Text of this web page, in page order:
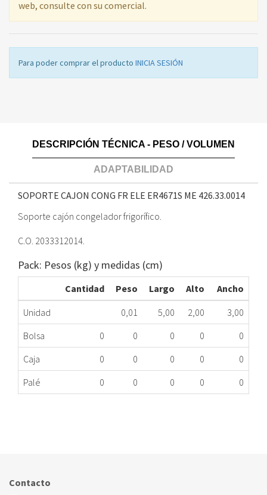
web, consulte con su comercial.
Para poder comprar el producto INICIA SESIÓN
DESCRIPCIÓN TÉCNICA - PESO / VOLUMEN
ADAPTABILIDAD
SOPORTE CAJON CONG FR ELE ER4671S ME 426.33.0014
Soporte cajón congelador frigorífico.
C.O. 2033312014.
Pack: Pesos (kg) y medidas (cm)
Cantidad Peso Largo Alto
Ancho
Unidad
0,01 5,00 2,00
3,00
Bolsa
0 0 0 0
0
Caja
0 0 0 0
0
Palé
0 0 0 0 0
Contacto